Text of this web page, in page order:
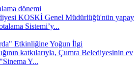
dönemi
KOSKİ Genel Müdürlüğü'nün yapay
Sistemi’y...
Etkinliğine Yoğun İlgi
katkılarıyla, Çumra Belediyesinin ev
Y...